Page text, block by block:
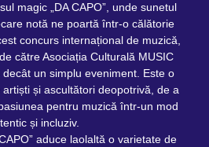
magic „DA CAPO”, unde sunetul
notă ne poartă într-o călătorie
concurs internațional de muzică,
către Asociația Culturală MUSIC
un simplu eveniment. Este o
și ascultători deopotrivă, de a
pentru muzică într-un mod
și incluziv.
aduce laolaltă o varietate de